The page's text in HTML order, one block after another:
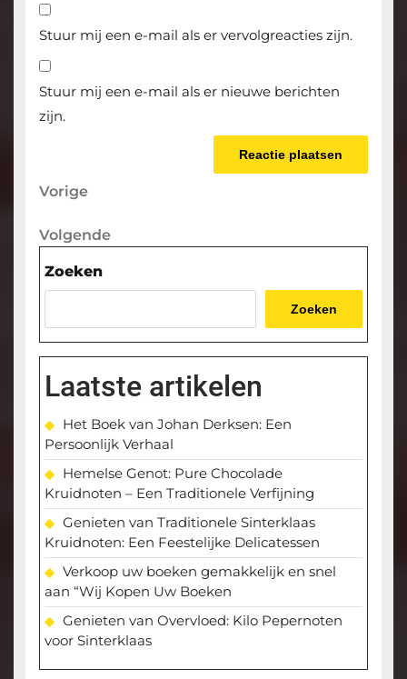
Stuur mij een e-mail als er vervolgreacties zijn.
Stuur mij een e-mail als er nieuwe berichten
zijn.
Berichtnavigatie
Vorige
Vorige
Volgende
Volgende
Zoeken
Zoeken
Laatste artikelen
Het Boek van Johan Derksen: Een
Persoonlijk Verhaal
Hemelse Genot: Pure Chocolade
Kruidnoten – Een Traditionele Verfijning
Genieten van Traditionele Sinterklaas
Kruidnoten: Een Feestelijke Delicatessen
Verkoop uw boeken gemakkelijk en snel
aan “Wij Kopen Uw Boeken
Genieten van Overvloed: Kilo Pepernoten
voor Sinterklaas